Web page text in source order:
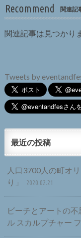
Recommend 関連記
関連記事は見つかり
Tweets by
最近の投稿
人口3700人の町オ
り」
2020.02.21
ビーチとアートの
ル スカルプチャー